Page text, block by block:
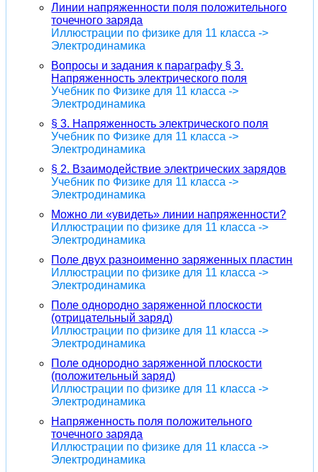
Линии напряженности поля положительного
точечного заряда
Иллюстрации по физике для 11 класса ->
Электродинамика
Вопросы и задания к параграфу § 3.
Напряженность электрического поля
Учебник по Физике для 11 класса ->
Электродинамика
§ 3. Напряженность электрического поля
Учебник по Физике для 11 класса ->
Электродинамика
§ 2. Взаимодействие электрических зарядов
Учебник по Физике для 11 класса ->
Электродинамика
Можно ли «увидеть» линии напряженности?
Иллюстрации по физике для 11 класса ->
Электродинамика
Поле двух разноименно заряженных пластин
Иллюстрации по физике для 11 класса ->
Электродинамика
Поле однородно заряженной плоскости
(отрицательный заряд)
Иллюстрации по физике для 11 класса ->
Электродинамика
Поле однородно заряженной плоскости
(положительный заряд)
Иллюстрации по физике для 11 класса ->
Электродинамика
Напряженность поля положительного
точечного заряда
Иллюстрации по физике для 11 класса ->
Электродинамика